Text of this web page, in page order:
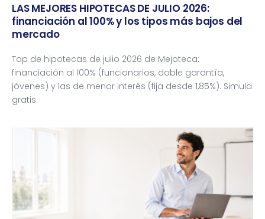
LAS MEJORES HIPOTECAS DE JULIO 2026:
financiación al 100% y los tipos más bajos del
mercado
Top de hipotecas de julio 2026 de Mejoteca:
financiación al 100% (funcionarios, doble garantía,
jóvenes) y las de menor interés (fija desde 1,85%). Simula
gratis.